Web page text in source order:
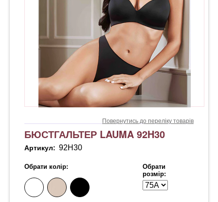
Повернутись до переліку товарів
БЮСТГАЛЬТЕР LAUMA 92H30
Артикул: 92H30
Обрати колір:
Обрати
розмір: